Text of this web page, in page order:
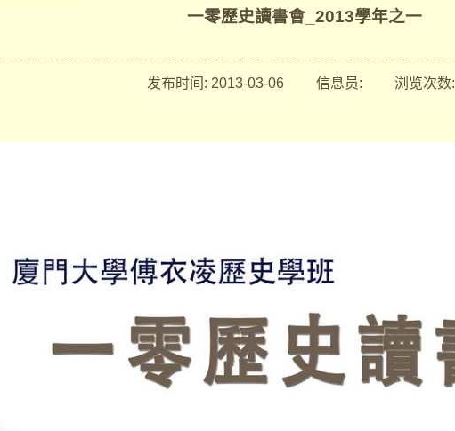
一零歷史讀書會_2013學年之一
发布时间: 2013-03-06 信息员: 浏览次数: